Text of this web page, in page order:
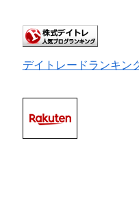
デイトレードランキン